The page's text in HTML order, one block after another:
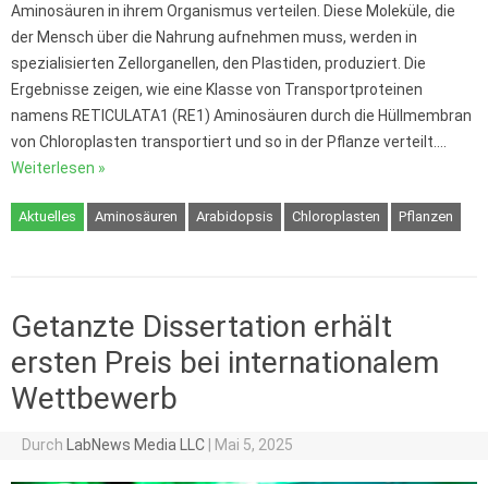
Aminosäuren in ihrem Organismus verteilen. Diese Moleküle, die
der Mensch über die Nahrung aufnehmen muss, werden in
spezialisierten Zellorganellen, den Plastiden, produziert. Die
Ergebnisse zeigen, wie eine Klasse von Transportproteinen
namens RETICULATA1 (RE1) Aminosäuren durch die Hüllmembran
von Chloroplasten transportiert und so in der Pflanze verteilt.…
Weiterlesen »
Aktuelles Aminosäuren Arabidopsis Chloroplasten Pflanzen
Getanzte Dissertation erhält
ersten Preis bei internationalem
Wettbewerb
Durch LabNews Media LLC Mai 5, 2025